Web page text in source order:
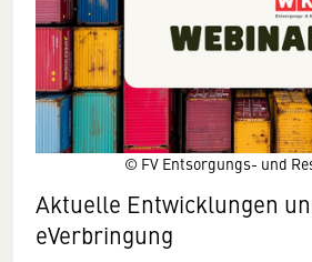
© FV Entsorgungs- und
Aktuelle Entwicklungen
eVerbringung